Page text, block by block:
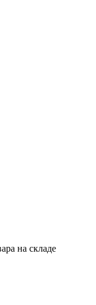
на складе